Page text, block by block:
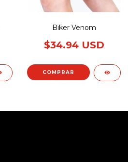
Biker Venom
$34.94 USD
COMPRAR